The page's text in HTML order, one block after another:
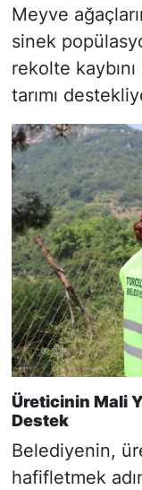
Meyve
sinek
rekolte
tarımı
Üreticinin Mali
Destek
Belediyenin,
hafifletmek